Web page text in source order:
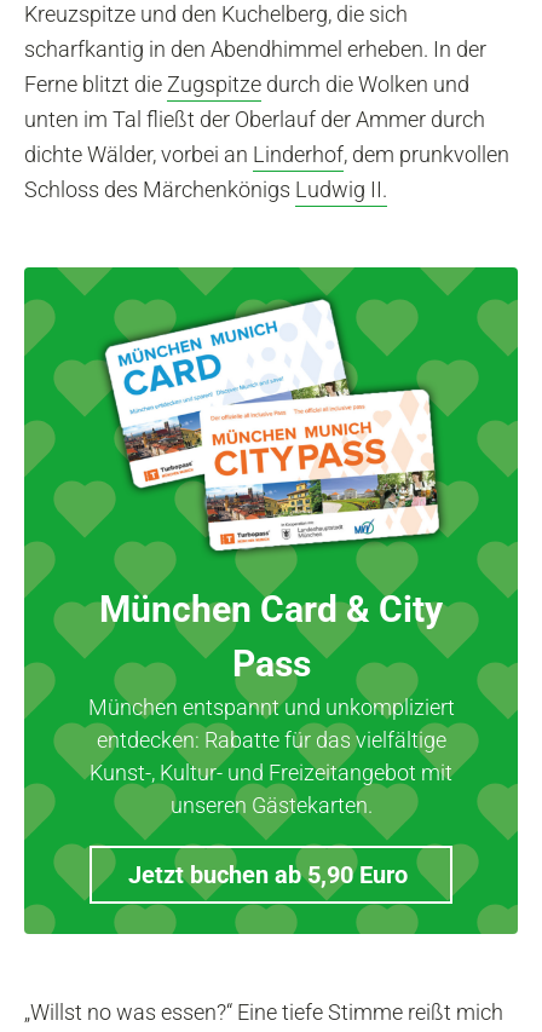
Kreuzspitze und den Kuchelberg, die sich
scharfkantig in den Abendhimmel erheben. In der
Ferne blitzt die Zugspitze durch die Wolken und
unten im Tal fließt der Oberlauf der Ammer durch
dichte Wälder, vorbei an Linderhof, dem prunkvollen
Schloss des Märchenkönigs Ludwig II.
München Card & City
Pass
München entspannt und unkompliziert
entdecken: Rabatte für das vielfältige
Kunst-, Kultur- und Freizeitangebot mit
unseren Gästekarten.
Jetzt buchen ab 5,90 Euro
„Willst no was essen?“ Eine tiefe Stimme reißt mich